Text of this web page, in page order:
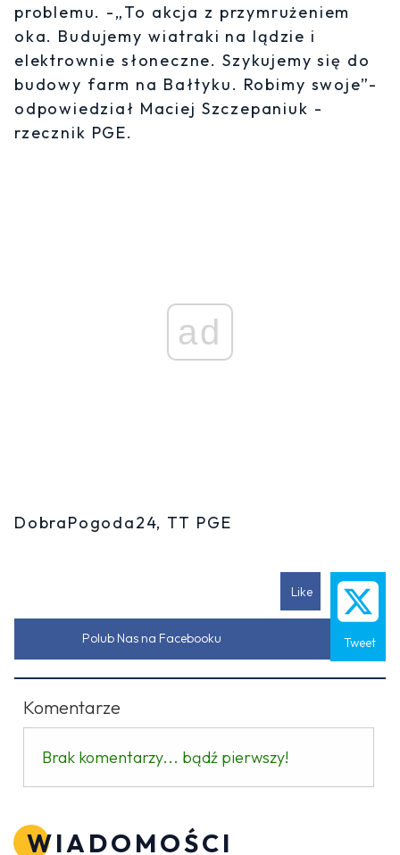
problemu. -„To akcja z przymrużeniem
oka. Budujemy wiatraki na lądzie i
elektrownie słoneczne. Szykujemy się do
budowy farm na Bałtyku. Robimy swoje”-
odpowiedział Maciej Szczepaniuk -
rzecznik PGE.
ad
DobraPogoda24, TT PGE
Like
Tweet
Polub Nas na Facebooku
Komentarze
Brak komentarzy... bądź pierwszy!
WIADOMOŚCI